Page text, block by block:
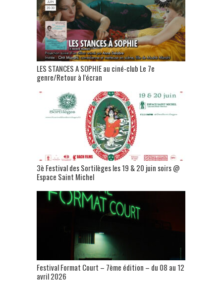
LES STANCES A SOPHIE au ciné-club Le 7e
genre/Retour à l’écran
3è Festival des Sortilèges les 19 & 20 juin soirs @
Espace Saint Michel
Festival Format Court – 7ème édition – du 08 au 12
avril 2026